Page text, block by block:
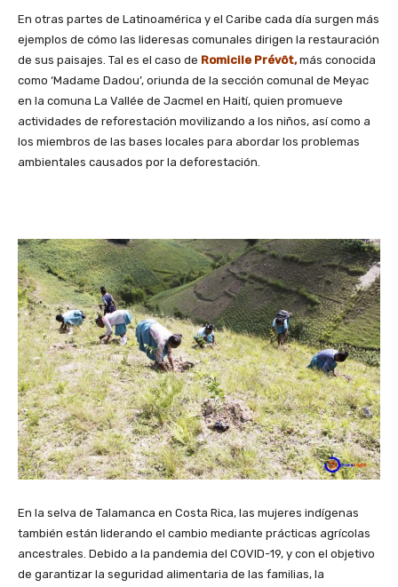
En otras partes de Latinoamérica y el Caribe cada día surgen más
ejemplos de cómo las lideresas comunales dirigen la restauración
de sus paisajes. Tal es el caso de Romicile Prévôt,más conocida
como ‘Madame Dadou’, oriunda de la sección comunal de Meyac
en la comuna La Vallée de Jacmel en Haití, quien promueve
actividades de reforestación movilizando a los niños, así como a
los miembros de las bases locales para abordar los problemas
ambientales causados por la deforestación.
En la selva de Talamanca en Costa Rica, las mujeres indígenas
también están liderando el cambio mediante prácticas agrícolas
ancestrales. Debido a la pandemia del COVID-19, y con el objetivo
de garantizar la seguridad alimentaria de las familias, la